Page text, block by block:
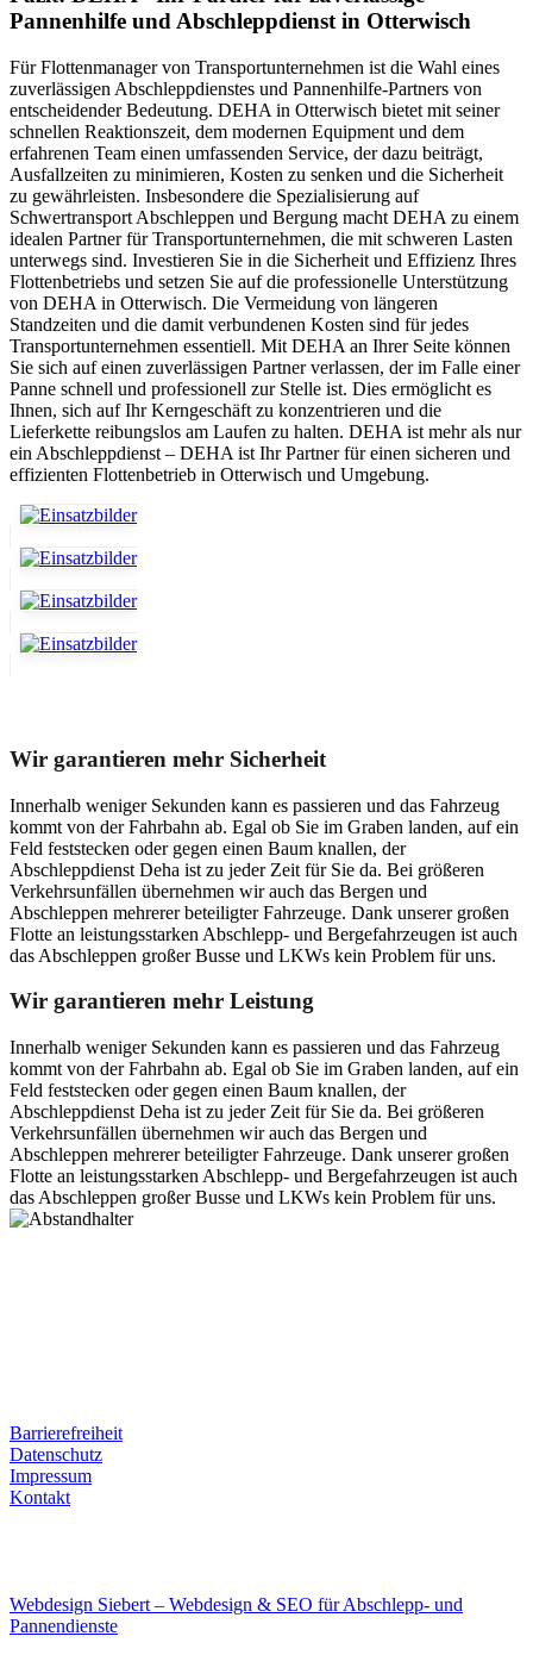
Pannenhilfe und Abschleppdienst in Otterwisch
Für Flottenmanager von Transportunternehmen ist die Wahl eines
zuverlässigen Abschleppdienstes und Pannenhilfe-Partners von
entscheidender Bedeutung. DEHA in Otterwisch bietet mit seiner
schnellen Reaktionszeit, dem modernen Equipment und dem
erfahrenen Team einen umfassenden Service, der dazu beiträgt,
Ausfallzeiten zu minimieren, Kosten zu senken und die Sicherheit
zu gewährleisten. Insbesondere die Spezialisierung auf
Schwertransport Abschleppen und Bergung macht DEHA zu einem
idealen Partner für Transportunternehmen, die mit schweren Lasten
unterwegs sind. Investieren Sie in die Sicherheit und Effizienz Ihres
Flottenbetriebs und setzen Sie auf die professionelle Unterstützung
von DEHA in Otterwisch. Die Vermeidung von längeren
Standzeiten und die damit verbundenen Kosten sind für jedes
Transportunternehmen essentiell. Mit DEHA an Ihrer Seite können
Sie sich auf einen zuverlässigen Partner verlassen, der im Falle einer
Panne schnell und professionell zur Stelle ist. Dies ermöglicht es
Ihnen, sich auf Ihr Kerngeschäft zu konzentrieren und die
Lieferkette reibungslos am Laufen zu halten. DEHA ist mehr als nur
ein Abschleppdienst – DEHA ist Ihr Partner für einen sicheren und
effizienten Flottenbetrieb in Otterwisch und Umgebung.
Wir garantieren mehr Sicherheit
Innerhalb weniger Sekunden kann es passieren und das Fahrzeug
kommt von der Fahrbahn ab. Egal ob Sie im Graben landen, auf ein
Feld feststecken oder gegen einen Baum knallen, der
Abschleppdienst Deha ist zu jeder Zeit für Sie da. Bei größeren
Verkehrsunfällen übernehmen wir auch das Bergen und
Abschleppen mehrerer beteiligter Fahrzeuge. Dank unserer großen
Flotte an leistungsstarken Abschlepp- und Bergefahrzeugen ist auch
das Abschleppen großer Busse und LKWs kein Problem für uns.
Wir garantieren mehr Leistung
Innerhalb weniger Sekunden kann es passieren und das Fahrzeug
kommt von der Fahrbahn ab. Egal ob Sie im Graben landen, auf ein
Feld feststecken oder gegen einen Baum knallen, der
Abschleppdienst Deha ist zu jeder Zeit für Sie da. Bei größeren
Verkehrsunfällen übernehmen wir auch das Bergen und
Abschleppen mehrerer beteiligter Fahrzeuge. Dank unserer großen
Flotte an leistungsstarken Abschlepp- und Bergefahrzeugen ist auch
das Abschleppen großer Busse und LKWs kein Problem für uns.
Barrierefreiheit
Datenschutz
Impressum
Kontakt
Webdesign Siebert – Webdesign & SEO für Abschlepp- und
Pannendienste